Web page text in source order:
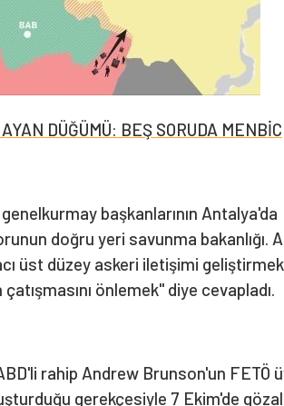
DÜĞÜMÜ: BEŞ SORUDA MENBİC
başkanlarının Antalya'da
doğru yeri savunma bakanlığı.
üst düzey askeri iletişimi
önlemek" diye cevapladı.
rahip Andrew Brunson'un FETÖ
gerekçesiyle 7 Ekim'de